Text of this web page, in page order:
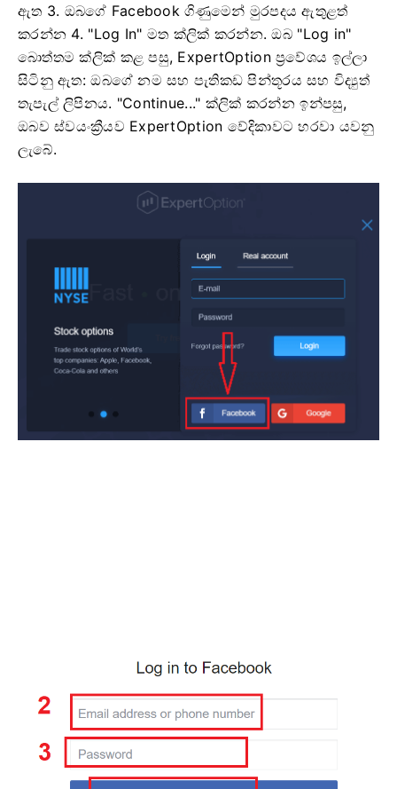
ඇත 3. ඔබගේ Facebook ගිණුමෙන් මුරපදය ඇතුළත්
කරන්න 4. "Log In" මත ක්ලික් කරන්න.ඔබ "Log in"
බොත්තම ක්ලික් කළ පසු, ExpertOption ප්‍රවේශය ඉල්ලා
සිටිනු ඇත: ඔබගේ නම සහ පැතිකඩ පින්තූරය සහ විද්‍යුත්
තැපැල් ලිපිනය. "Continue..." ක්ලික් කරන්නඉන්පසු,
ඔබව ස්වයංක්‍රීයව ExpertOption වේදිකාවට හරවා යවනු
ලැබේ.